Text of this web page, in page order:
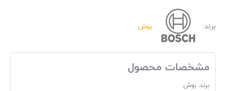
برند: بوش
مشخصات محصول
برند: بوش